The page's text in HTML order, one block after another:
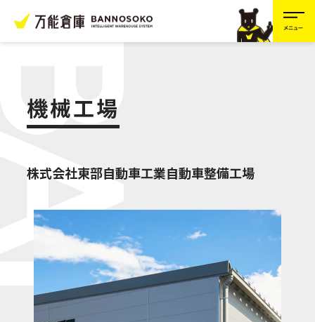
万能倉庫とは？
完成までの流れ
施工事例
Q&A
ニュース
機械工場
株式会社東部自動車工業自動車整備工場